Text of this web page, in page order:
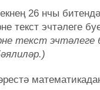
26 нчы
текст эчтәлеге
текст эчтәлеге